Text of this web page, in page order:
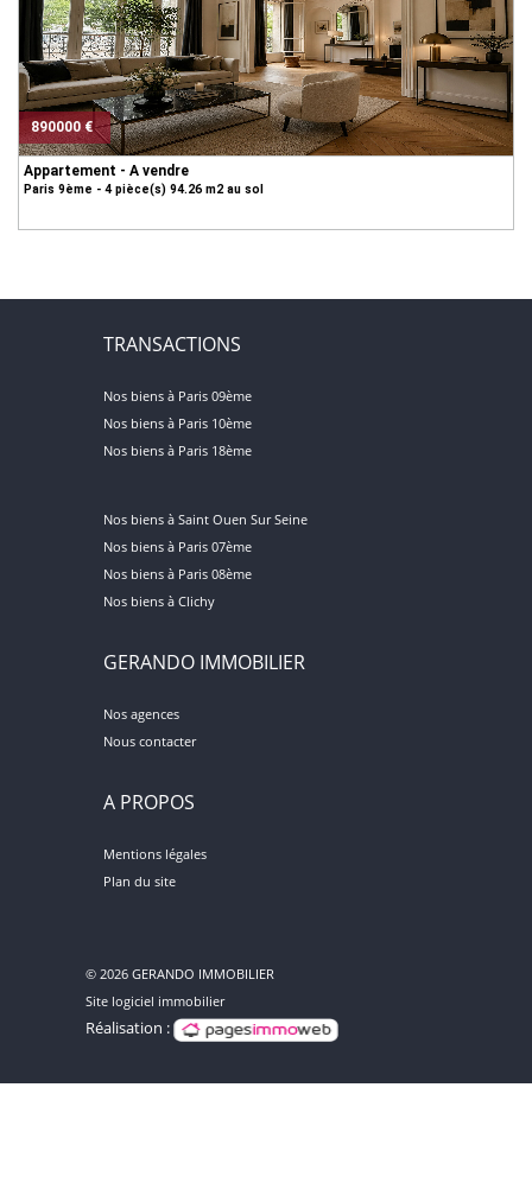
890000 €
Appartement - A vendre
Paris 9ème - 4 pièce(s) 94.26 m2 au sol
TRANSACTIONS
Nos biens à Paris 09ème
Nos biens à Paris 10ème
Nos biens à Paris 18ème
Nos biens à Saint Ouen Sur Seine
Nos biens à Paris 07ème
Nos biens à Paris 08ème
Nos biens à Clichy
GERANDO IMMOBILIER
Nos agences
Nous contacter
A PROPOS
Mentions légales
Plan du site
© 2026 GERANDO IMMOBILIER
Site logiciel immobilier
Réalisation :